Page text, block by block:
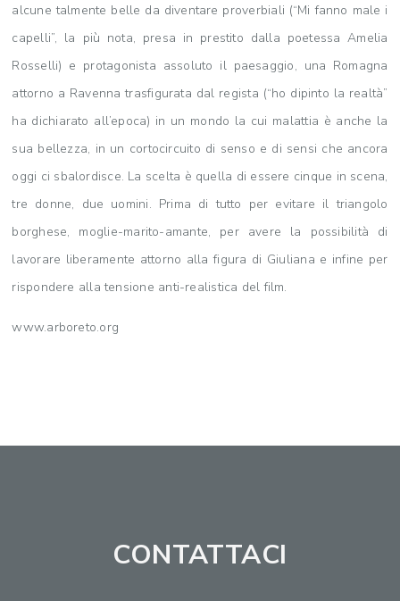
alcune talmente belle da diventare proverbiali (“Mi fanno male i
capelli”, la più nota, presa in prestito dalla poetessa Amelia
Rosselli) e protagonista assoluto il paesaggio, una Romagna
attorno a Ravenna trasfigurata dal regista (“ho dipinto la realtà”
ha dichiarato all’epoca) in un mondo la cui malattia è anche la
sua bellezza, in un cortocircuito di senso e di sensi che ancora
oggi ci sbalordisce. La scelta è quella di essere cinque in scena,
tre donne, due uomini. Prima di tutto per evitare il triangolo
borghese, moglie-marito-amante, per avere la possibilità di
lavorare liberamente attorno alla figura di Giuliana e infine per
rispondere alla tensione anti-realistica del film.
www.arboreto.org
CONTATTACI